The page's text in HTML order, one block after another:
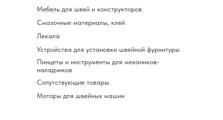
Смазочные материалы, клей
Мебель для швей и конструкторов
Лекала
Устройства для установки швейной фурнитуры
Пинцеты и инструменты для механиков-
наладчиков
Сопутствующие товары
Моторы для швейных машин